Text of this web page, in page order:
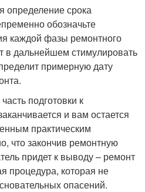
определение срока
обозначьте
каждой фазы ремонтного
в дальнейшем стимулировать
примерную дату
подготовки к
и вам остается
практическим
что закончив ремонтную
придет к выводу – ремонт
процедура, которая не
опасений.